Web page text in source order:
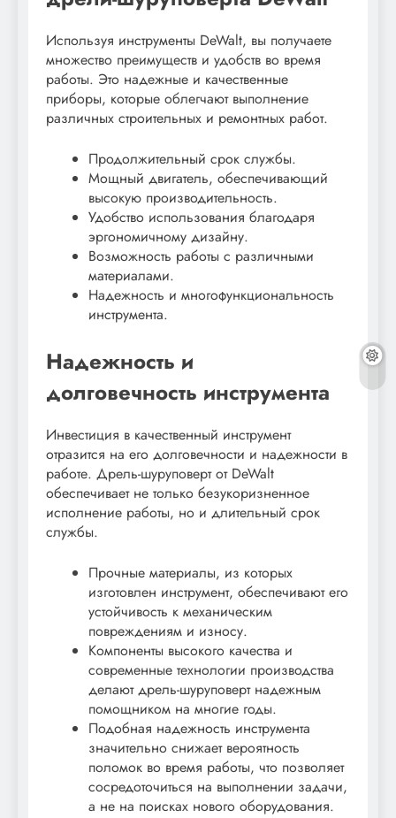
Используя инструменты DeWalt, вы получаете
множество преимуществ и удобств во время
работы. Это надежные и качественные
приборы, которые облегчают выполнение
различных строительных и ремонтных работ.
Продолжительный срок службы.
Мощный двигатель, обеспечивающий
высокую производительность.
Удобство использования благодаря
эргономичному дизайну.
Возможность работы с различными
материалами.
Надежность и многофункциональность
инструмента.
Надежность и
долговечность инструмента
Инвестиция в качественный инструмент
отразится на его долговечности и надежности в
работе. Дрель-шуруповерт от DeWalt
обеспечивает не только безукоризненное
исполнение работы, но и длительный срок
службы.
Прочные материалы, из которых
изготовлен инструмент, обеспечивают его
устойчивость к механическим
повреждениям и износу.
Компоненты высокого качества и
современные технологии производства
делают дрель-шуруповерт надежным
помощником на многие годы.
Подобная надежность инструмента
значительно снижает вероятность
поломок во время работы, что позволяет
сосредоточиться на выполнении задачи,
а не на поисках нового оборудования.